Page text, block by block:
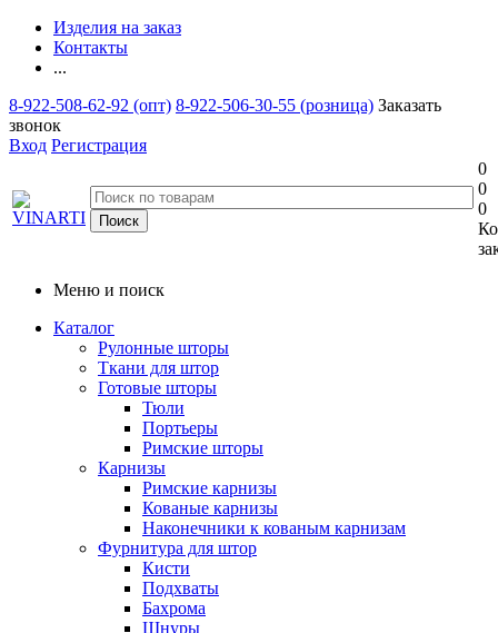
Изделия на заказ
Контакты
...
8-922-508-62-92 (опт) 8-922-506-30-55 (розница) Заказать
звонок
Вход Регистрация
0
0
0
Меню и поиск
Каталог
Рулонные шторы
Ткани для штор
Готовые шторы
Тюли
Портьеры
Римские шторы
Карнизы
Римские карнизы
Кованые карнизы
Наконечники к кованым карнизам
Фурнитура для штор
Кисти
Подхваты
Бахрома
Шнуры